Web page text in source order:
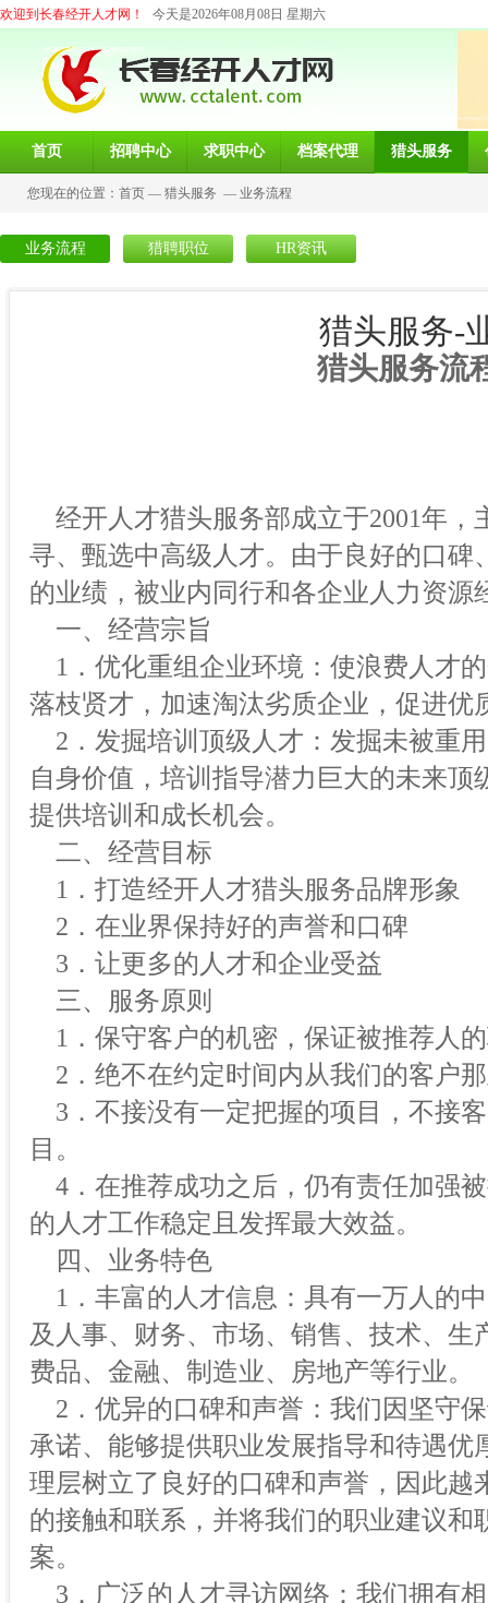
欢迎到长春经开人才网！ 今天是2026年08月08日 星期六
首页 招聘中心 求职中心 档案代理 猎头服务
您现在的位置： 首页 — 猎头服务 — 业务流程
业务流程 猎聘职位 HR资讯
猎头服务-
猎头服务流
经开人才猎头服务部成立于2001年，
寻、甄选中高级人才。由于良好的口
的业绩，被业内同行和各企业人力资源
一、经营宗旨
1．优化重组企业环境：使浪费人才
落枝贤才，加速淘汰劣质企业，促进优
2．发掘培训顶级人才：发掘未被重
自身价值，培训指导潜力巨大的未来
提供培训和成长机会。
二、经营目标
1．打造经开人才猎头服务品牌形象
2．在业界保持好的声誉和口碑
3．让更多的人才和企业受益
三、服务原则
1．保守客户的机密，保证被推荐人
2．绝不在约定时间内从我们的客户
3．不接没有一定把握的项目，不接
目。
4．在推荐成功之后，仍有责任加强
的人才工作稳定且发挥最大效益。
四、业务特色
1．丰富的人才信息：具有一万人的
及人事、财务、市场、销售、技术、
费品、金融、制造业、房地产等行业。
2．优异的口碑和声誉：我们因坚守
承诺、能够提供职业发展指导和待遇
理层树立了良好的口碑和声誉，因此
的接触和联系，并将我们的职业建议
案。
3．广泛的人才寻访网络：我们拥有